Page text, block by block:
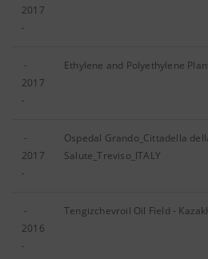
2017
-
-
2017
-
Ethylene and Polyethylene
-
2017
-
Ospedal Grando_Cittadella
Salute_Treviso_ITALY
-
2016
-
Tengizchevroil Oil Field ‐